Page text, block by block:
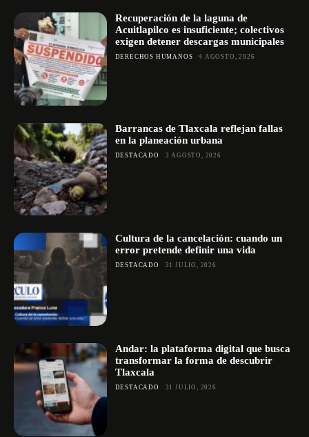
Recuperación de la laguna de
Acuitlapilco es insuficiente; colectivos
exigen detener descargas municipales
DERECHOS HUMANOS 4 AGOSTO, 2026
Barrancas de Tlaxcala reflejan fallas
en la planeación urbana
DESTACADO 3 AGOSTO, 2026
Cultura de la cancelación: cuando un
error pretende definir una vida
DESTACADO 31 JULIO, 2026
Andar: la plataforma digital que busca
transformar la forma de descubrir
Tlaxcala
DESTACADO 31 JULIO, 2026